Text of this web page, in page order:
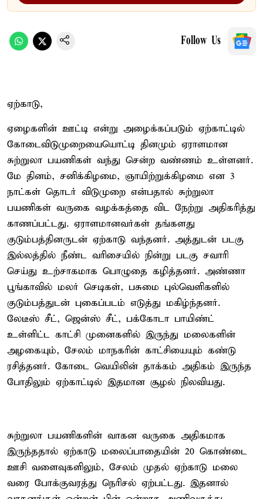
Follow Us
ஏற்காடு,
ஏழைகளின் ஊட்டி என்று அழைக்கப்படும் ஏற்காட்டில்
கோடைவிடுமுறையையொட்டி தினமும் ஏராளமான
சுற்றுலா பயணிகள் வந்து சென்ற வண்ணம் உள்ளனர்.
மே தினம், சனிக்கிழமை, ஞாயிற்றுக்கிழமை என 3
நாட்கள் தொடர் விடுமுறை என்பதால் சுற்றுலா
பயணிகள் வருகை வழக்கத்தை விட நேற்று அதிகரித்து
காணப்பட்டது. ஏராளமானவர்கள் தங்களது
குடும்பத்தினருடன் ஏற்காடு வந்தனர். அத்துடன் படகு
இல்லத்தில் நீண்ட வரிசையில் நின்று படகு சவாரி
செய்து உற்சாகமாக பொழுதை கழித்தனர். அண்ணா
பூங்காவில் மலர் செடிகள், பசுமை புல்வெளிகளில்
குடும்பத்துடன் புகைப்படம் எடுத்து மகிழ்ந்தனர்.
லேடீஸ் சீட், ஜென்ஸ் சீட், பக்கோடா பாயிண்ட்
உள்ளிட்ட காட்சி முனைகளில் இருந்து மலைகளின்
அழகையும், சேலம் மாநகரின் காட்சியையும் கண்டு
ரசித்தனர். கோடை வெயிலின் தாக்கம் அதிகம் இருந்த
போதிலும் ஏற்காட்டில் இதமான சூழல் நிலவியது.
சுற்றுலா பயணிகளின் வாகன வருகை அதிகமாக
இருந்ததால் ஏற்காடு மலைப்பாதையின் 20 கொண்டை
ஊசி வளைவுகளிலும், சேலம் முதல் ஏற்காடு மலை
வரை போக்குவரத்து நெரிசல் ஏற்பட்டது. இதனால்